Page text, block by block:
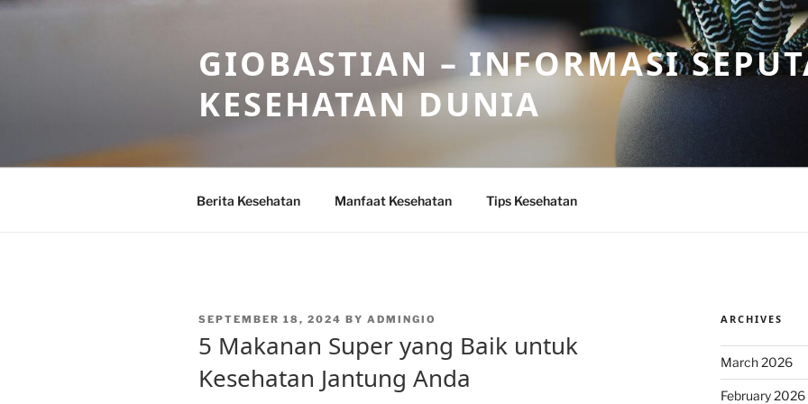
Skip
GIOBASTIAN – INFORMASI
KESEHATAN DUNIA
Berita Kesehatan Manfaat Kesehatan Tips Kesehatan
POSTED
SEPTEMBER 18, 2024 BY ADMINGIO
5 Makanan Super yang Baik untuk
Kesehatan Jantung Anda
ARCHIVES
March 2026
February 2026